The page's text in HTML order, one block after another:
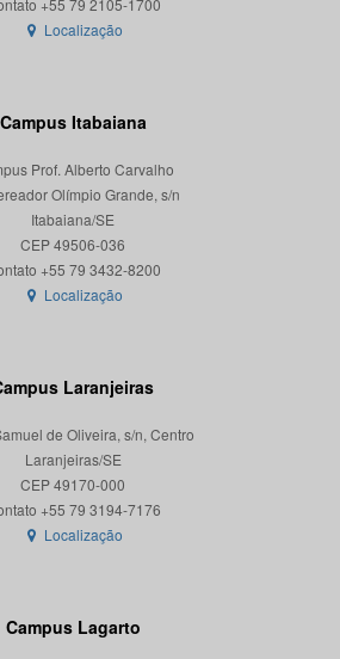
Localização
Campus Itabaiana
Prof. Alberto Carvalho
Olímpio Grande, s/n
Itabaiana/SE
CEP 49506-036
Localização
Laranjeiras
de Oliveira, s/n, Centro
Laranjeiras/SE
CEP 49170-000
Localização
Campus Lagarto